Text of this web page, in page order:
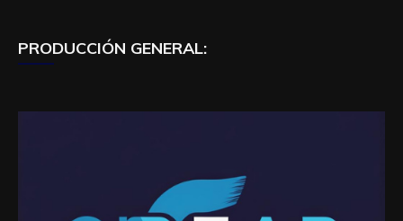
PRODUCCIÓN GENERAL: